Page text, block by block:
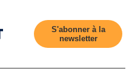
S'abonner à la
newsletter